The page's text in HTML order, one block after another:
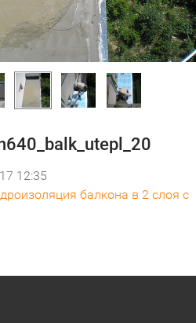
12:35
балкона в 2 слоя с